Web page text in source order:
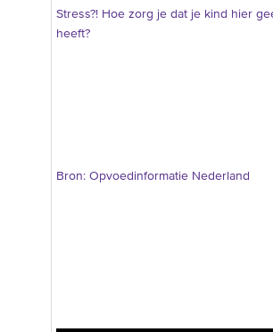
Stress?! Hoe zorg je dat je kind hier
heeft?
Bron: Opvoedinformatie Nederland